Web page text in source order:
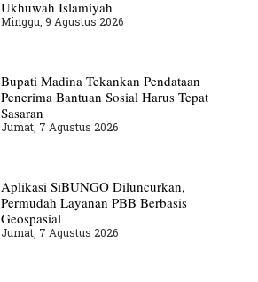
Ukhuwah Islamiyah
Minggu, 9 Agustus 2026
Bupati Madina Tekankan Pendataan
Penerima Bantuan Sosial Harus Tepat
Sasaran
Jumat, 7 Agustus 2026
Aplikasi SiBUNGO Diluncurkan,
Permudah Layanan PBB Berbasis
Geospasial
Jumat, 7 Agustus 2026